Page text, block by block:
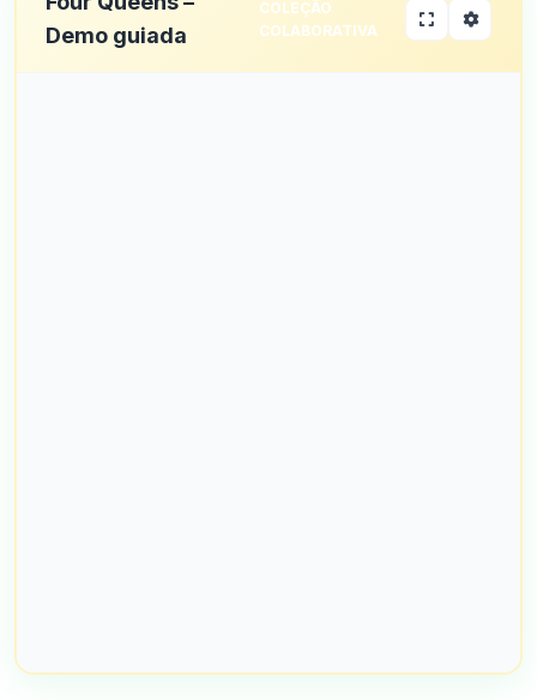
Demo guiada
COLEÇÃO
COLABORATIVA